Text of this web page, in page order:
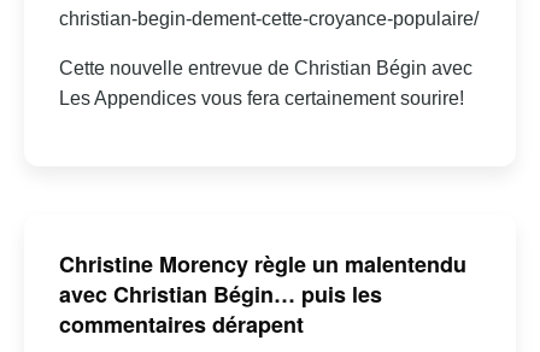
christian-begin-dement-cette-croyance-populaire/
Cette nouvelle entrevue de Christian Bégin avec
Les Appendices vous fera certainement sourire!
Christine Morency règle un malentendu
avec Christian Bégin… puis les
commentaires dérapent